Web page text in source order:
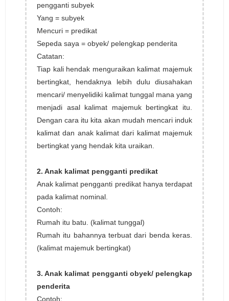
pengganti subyek
Yang = subyek
Mencuri = predikat
Sepeda saya = obyek/ pelengkap penderita
Catatan:
Tiap kali hendak menguraikan kalimat majemuk
bertingkat, hendaknya lebih dulu diusahakan
mencari/ menyelidiki kalimat tunggal mana yang
menjadi asal kalimat majemuk bertingkat itu.
Dengan cara itu kita akan mudah mencari induk
kalimat dan anak kalimat dari kalimat majemuk
bertingkat yang hendak kita uraikan.
2. Anak kalimat pengganti predikat
Anak kalimat pengganti predikat hanya terdapat
pada kalimat nominal.
Contoh:
Rumah itu batu. (kalimat tunggal)
Rumah itu bahannya terbuat dari benda keras.
(kalimat majemuk bertingkat)
3. Anak kalimat pengganti obyek/ pelengkap
penderita
Contoh: